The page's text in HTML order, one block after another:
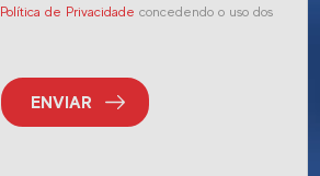
Política de Privacidade concedendo o uso dos
ENVIAR